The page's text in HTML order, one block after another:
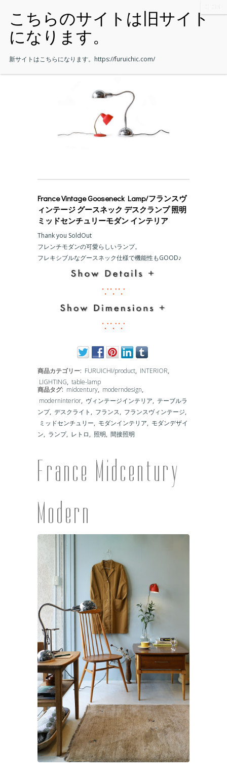
France Vintage Gooseneck Lamp/フランスヴ
ィンテージ グースネック デスクランプ 照明
ミッドセンチュリーモダン インテリア
Thank you SoldOut
フレンチモダンの可愛らしいランプ。
フレキシブルなグースネック仕様で機能性もGOOD♪
∵∵∵
∵∵∵
商品カテゴリー: FURUICHI/product, INTERIOR,
LIGHTING, table-lamp
商品タグ: midcentury, moderndesign,
moderninterior, ヴィンテージインテリア, テーブルラ
ンプ, デスクライト , フランス, フランスヴィンテージ,
ミッドセンチュリー, モダンインテリア, モダンデザイ
ン, ランプ, レトロ, 照明, 間接照明
France Midcentury
Modern
新サイトはこちらになります。 https://furuichic.com/